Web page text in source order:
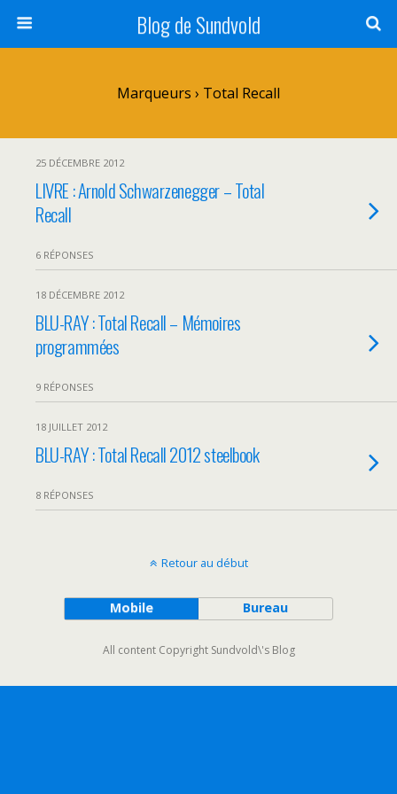
Blog de Sundvold
Marqueurs › Total Recall
25 DÉCEMBRE 2012
LIVRE : Arnold Schwarzenegger – Total
Recall
6 RÉPONSES
18 DÉCEMBRE 2012
BLU-RAY : Total Recall – Mémoires
programmées
9 RÉPONSES
18 JUILLET 2012
BLU-RAY : Total Recall 2012 steelbook
8 RÉPONSES
Retour au début
Mobile Bureau
All content Copyright Sundvold\'s Blog